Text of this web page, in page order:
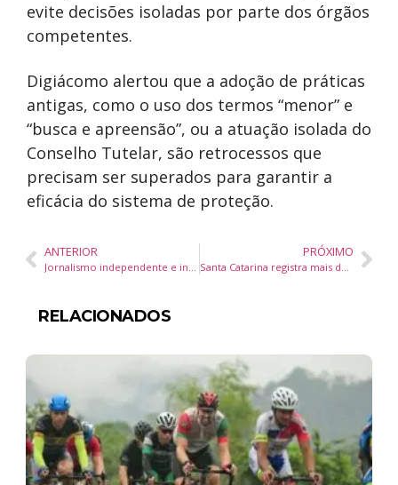
evite decisões isoladas por parte dos órgãos
competentes.
Digiácomo alertou que a adoção de práticas
antigas, como o uso dos termos “menor” e
“busca e apreensão”, ou a atuação isolada do
Conselho Tutelar, são retrocessos que
precisam ser superados para garantir a
eficácia do sistema de proteção.
ANTERIOR
Jornalismo independente e inovação tecnológica são foco do Papo de Jornalista na Assembleia Legislativa de Santa Catarina
PRÓXIMO
Santa Catarina registra mais de 110 mil inscritos no Enem 2025 com crescimento nacional de 38%
RELACIONADOS